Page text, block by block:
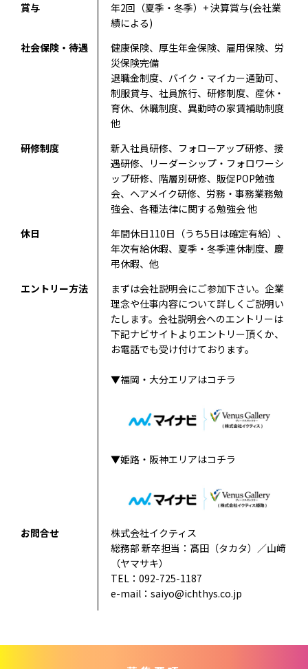
賞与
年2回（夏季・冬季）+ 決算賞与(会社業
績による)
社会保険・待遇
健康保険、厚生年金保険、雇用保険、労
災保険完備
退職金制度、バイク・マイカー通勤可、
制服貸与、社員旅行、研修制度、産休・
育休、休職制度、異動時の家賃補助制度
他
研修制度
新入社員研修、フォローアップ研修、接
遇研修、リーダーシップ・フォロワーシ
ップ研修、階層別研修、販促POP勉強
会、ヘアメイク研修、労務・事務業務勉
強会、各種法律に関する勉強会 他
休日
年間休日110日（うち5日は確定有給）、
年次有給休暇、夏季・冬季連休制度、慶
弔休暇、他
エントリー方法
まずは会社説明会にご参加下さい。企業
理念や仕事内容について詳しくご説明い
たします。会社説明会へのエントリーは
下記ナビサイトよりエントリー頂くか、
お電話でも受け付けております。
▼福岡・大分エリアはコチラ
▼姫路・阪神エリアはコチラ
お問合せ
株式会社イクティス
総務部 新卒担当：髙田（タカタ）／山﨑
（ヤマサキ）
TEL：092-725-1187
e-mail： saiyo@ichthys.co.jp